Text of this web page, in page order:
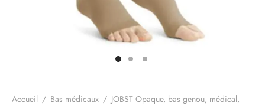
Accueil / Bas médicaux / JOBST Opaque, bas genou, médical,